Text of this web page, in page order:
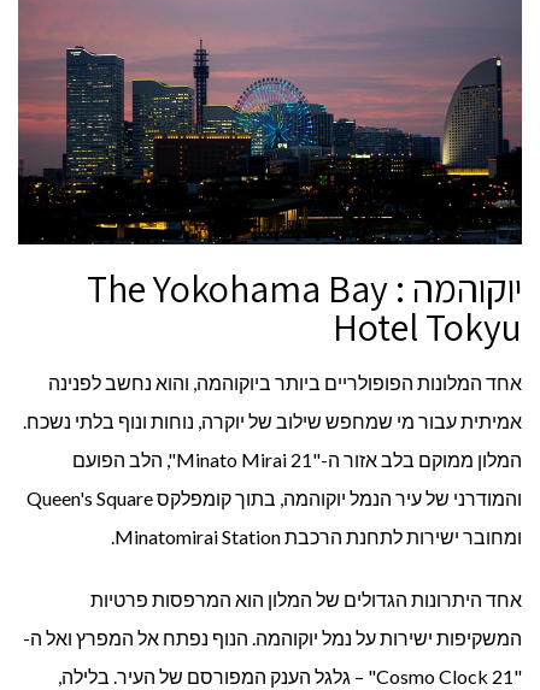
ביפן
יוקוהמה : The Yokohama Bay
Hotel Tokyu
אחד המלונות הפופולריים ביותר ביוקוהמה, והוא נחשב לפנינה
אמיתית עבור מי שמחפש שילוב של יוקרה, נוחות ונוף בלתי נשכח.
המלון ממוקם בלב אזור ה-"Minato Mirai 21", הלב הפועם
והמודרני של עיר הנמל יוקוהמה, בתוך קומפלקס Queen's Square
ומחובר ישירות לתחנת הרכבת Minatomirai Station.
אחד היתרונות הגדולים של המלון הוא המרפסות פרטיות
המשקיפות ישירות על נמל יוקוהמה. הנוף נפתח אל המפרץ ואל ה-
"Cosmo Clock 21" – גלגל הענק המפורסם של העיר. בלילה,